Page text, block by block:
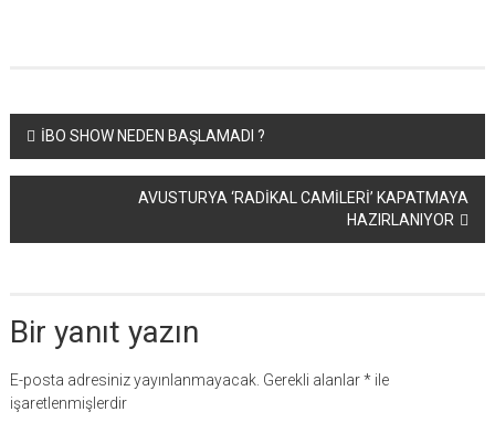
Yazı
dolaşımı
İBO SHOW NEDEN BAŞLAMADI ?
AVUSTURYA ‘RADİKAL CAMİLERİ’ KAPATMAYA
HAZIRLANIYOR
Bir yanıt yazın
E-posta adresiniz yayınlanmayacak. Gerekli alanlar*ile
işaretlenmişlerdir